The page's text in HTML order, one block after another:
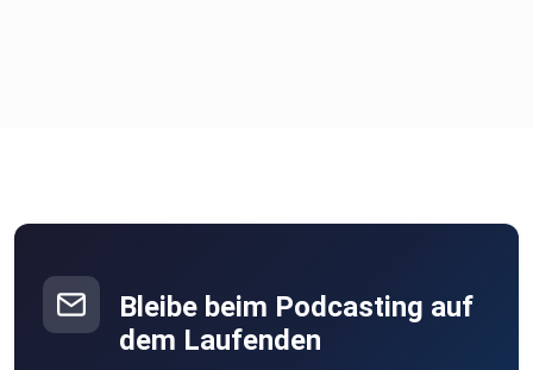
Bleibe beim Podcasting auf
dem Laufenden